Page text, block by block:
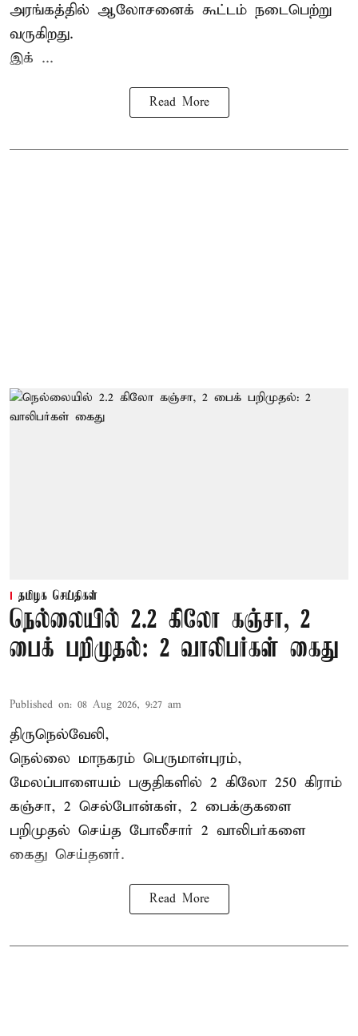
அரங்கத்தில் ஆலோசனைக் கூட்டம் நடைபெற்று
வருகிறது.
இக் ...
Read More
தமிழக செய்திகள்
நெல்லையில் 2.2 கிலோ கஞ்சா, 2
பைக் பறிமுதல்: 2 வாலிபர்கள் கைது
Published on: 08 Aug 2026, 9:27 am
திருநெல்வேலி,
நெல்லை மாநகரம் பெருமாள்புரம்,
மேலப்பாளையம் பகுதிகளில் 2 கிலோ 250 கிராம்
கஞ்சா, 2 செல்போன்கள், 2 பைக்குகளை
பறிமுதல் செய்த போலீசார் 2 வாலிபர்களை
கைது செய்தனர்.
Read More